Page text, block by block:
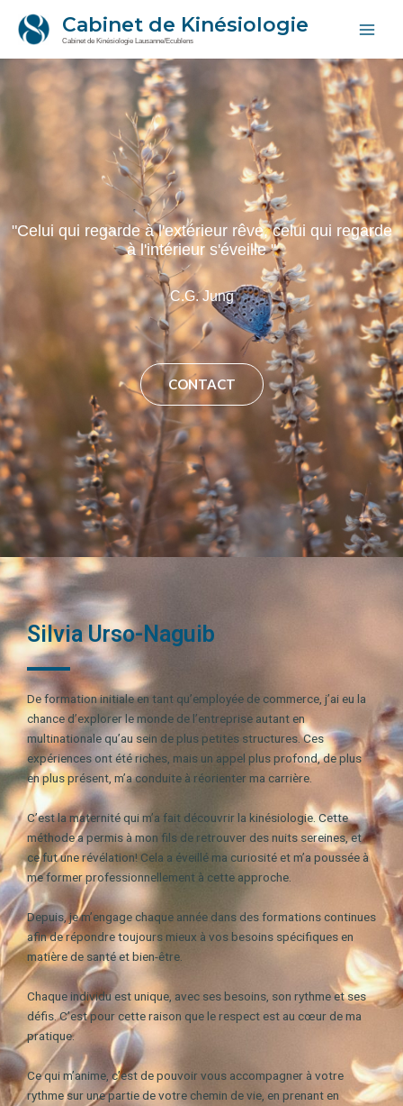
Cabinet de Kinésiologie
Cabinet de Kinésiologie Lausanne/Ecublens
"Celui qui regarde à l'extérieur rêve, celui qui regarde
à l'intérieur s'éveille "
C.G. Jung
CONTACT
Silvia Urso-Naguib
De formation initiale en tant qu’employée de commerce, j’ai eu la
chance d’explorer le monde de l’entreprise autant en
multinationale qu’au sein de plus petites structures. Ces
expériences ont été riches, mais un appel plus profond, de plus
en plus présent, m’a conduite à réorienter ma carrière.
C’est la maternité qui m’a fait découvrir la kinésiologie. Cette
méthode a permis à mon fils de retrouver des nuits sereines, et
ce fut une révélation! Cela a éveillé ma curiosité et m’a poussée à
me former professionnellement à cette approche.
Depuis, je m’engage chaque année dans des formations continues
afin de répondre toujours mieux à vos besoins spécifiques en
matière de santé et bien-être.
Chaque individu est unique, avec ses besoins, son rythme et ses
défis. C’est pour cette raison que le respect est au cœur de ma
pratique.
Ce qui m’anime, c’est de pouvoir vous accompagner à votre
rythme sur une partie de votre chemin de vie, en prenant en